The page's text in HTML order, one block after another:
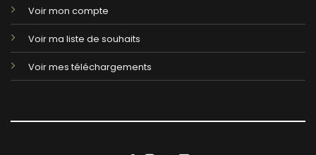
Voir mon compte
Voir ma liste de souhaits
Voir mes téléchargements